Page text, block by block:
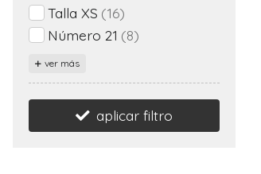
Talla XS (16)
Número 21 (8)
ver más
aplicar filtro